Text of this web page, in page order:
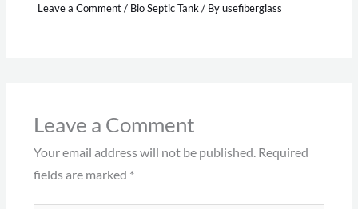
Leave a Comment/ Bio Septic Tank/ Byusefiberglass
Leave a Comment
Your email address will not be published. Required
fields are marked *